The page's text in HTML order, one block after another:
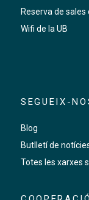
Reserva de sales
Wifi de la UB
SEGUEIX-
Blog
Butlletí de
Totes les xarxes